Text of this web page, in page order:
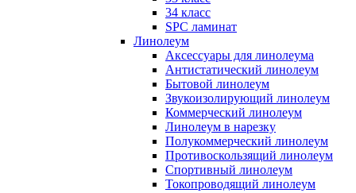
34 класс
SPC ламинат
Линолеум
Аксессуары для линолеума
Антистатический линолеум
Бытовой линолеум
Звукоизолирующий линолеум
Коммерческий линолеум
Линолеум в нарезку
Полукоммерческий линолеум
Противоскользящий линолеум
Спортивный линолеум
Токопроводящий линолеум